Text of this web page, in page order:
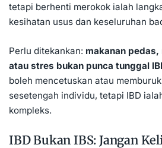
tetapi berhenti merokok ialah
kesihatan usus dan keseluruhan
Perlu ditekankan: makanan
atau stres bukan punca tunggal
boleh mencetuskan atau
sesetengah individu, tetapi IBD
kompleks.
IBD Bukan IBS: Jangan